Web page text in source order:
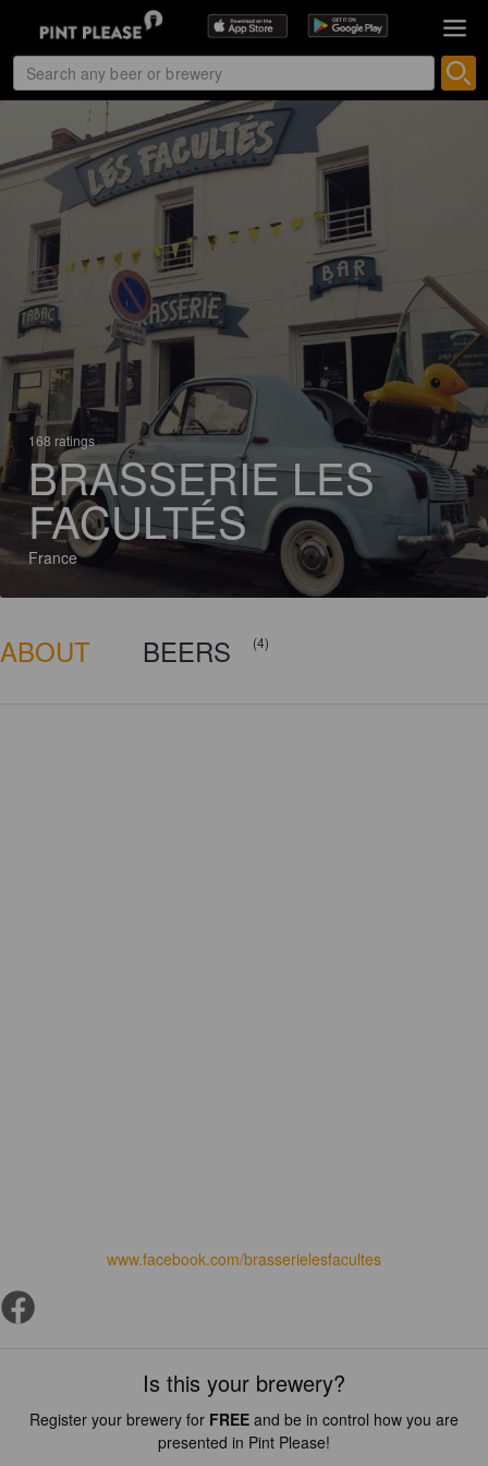
168 ratings
BRASSERIE LES
FACULTÉS
France
ABOUT BEERS (4)
www.facebook.com/brasserielesfacultes
Is this your brewery?
Register your brewery for FREE and be in control how you are
presented in Pint Please!